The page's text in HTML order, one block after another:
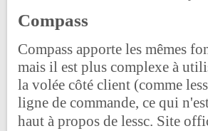
Compass
Compass apporte les mêmes
mais il est plus complexe à
la volée côté client (comme
ligne de commande, ce qui
haut à propos de lessc. Site